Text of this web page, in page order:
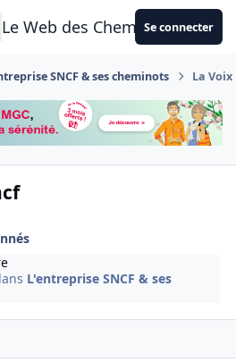
Le Web des CheminotsSe connecter
SNCF & ses cheminots La Voix
L'entreprise SNCF & ses